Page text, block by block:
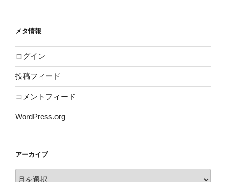
メタ情報
ログイン
投稿フィード
コメントフィード
WordPress.org
アーカイブ